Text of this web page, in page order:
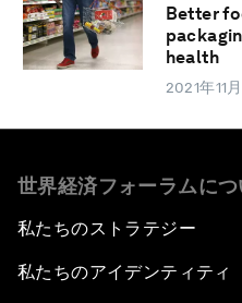
Better
health
2021年11
世界経済フォーラムにつ
私たちのストラテジー
私たちのアイデンティティ